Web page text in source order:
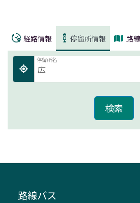
経路情報 停留所情報 路
停留所名
路線バス